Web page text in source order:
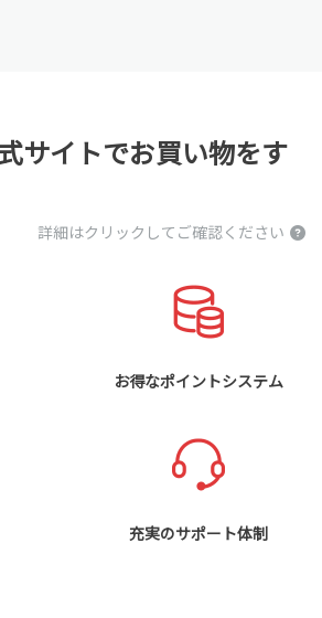
サイトでお買い物をす
詳細はクリックしてご確認ください
お得なポイントシステム
充実のサポート体制